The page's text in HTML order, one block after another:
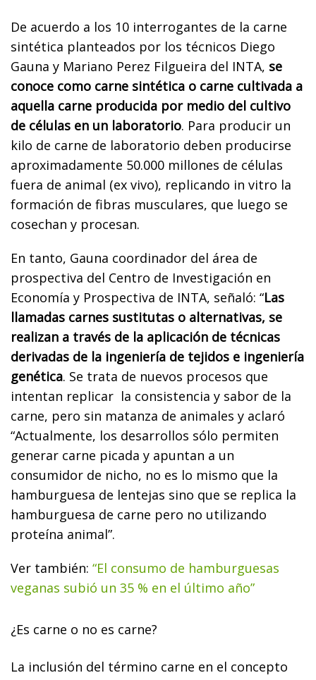
De acuerdo a los 10 interrogantes de la carne
sintética planteados por los técnicos Diego
Gauna y Mariano Perez Filgueira del INTA, se
conoce como carne sintética o carne cultivada a
aquella carne producida por medio del cultivo
de células en un laboratorio. Para producir un
kilo de carne de laboratorio deben producirse
aproximadamente 50.000 millones de células
fuera de animal (ex vivo), replicando in vitro la
formación de fibras musculares, que luego se
cosechan y procesan.
En tanto, Gauna coordinador del área de
prospectiva del Centro de Investigación en
Economía y Prospectiva de INTA, señaló: “Las
llamadas carnes sustitutas o alternativas, se
realizan a través de la aplicación de técnicas
derivadas de la ingeniería de tejidos e ingeniería
genética. Se trata de nuevos procesos que
intentan replicar la consistencia y sabor de la
carne, pero sin matanza de animales y aclaró
“Actualmente, los desarrollos sólo permiten
generar carne picada y apuntan a un
consumidor de nicho, no es lo mismo que la
hamburguesa de lentejas sino que se replica la
hamburguesa de carne pero no utilizando
proteína animal”.
Ver también: “El consumo de hamburguesas
veganas subió un 35 % en el último año”
¿Es carne o no es carne?
La inclusión del término carne en el concepto